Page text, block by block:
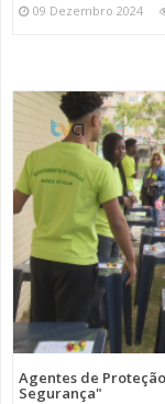
09 Dezembro 2024
Agentes de
Segurança"